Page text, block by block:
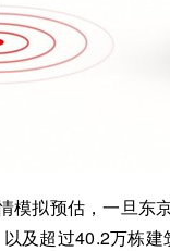
模拟预估，一旦东
及超过40.2万栋建